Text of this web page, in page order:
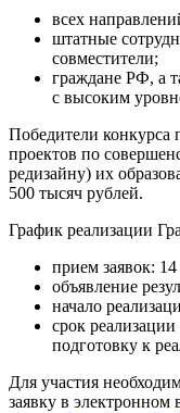
всех
штатные
совместители;
граждане РФ, а
с высоким
Победители конкурса
проектов по
редизайну) их
500 тысяч рублей.
График реализации
прием заявок:
объявление
начало
срок
подготовку к
Для участия
заявку в электронном